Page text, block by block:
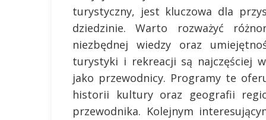
turystyczny, jest kluczowa dla
dziedzinie. Warto rozważyć
niezbędnej wiedzy oraz
turystyki i rekreacji są najczęściej
jako przewodnicy. Programy te
historii kultury oraz geografii
przewodnika. Kolejnym